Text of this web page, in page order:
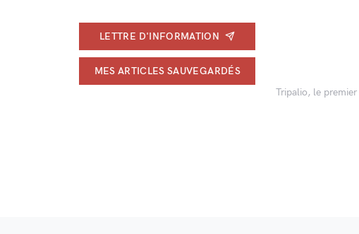
LETTRE D'INFORMATION
MES ARTICLES SAUVEGARDÉS
Tripalio, le